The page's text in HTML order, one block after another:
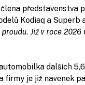
představenstva
Kodiaq a
Již v roce
dalších
firmy je již navenek